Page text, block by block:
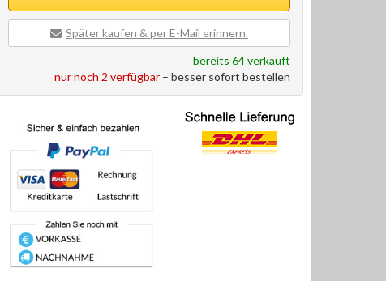
Später kaufen & per E-Mail erinnern.
bereits 64 verkauft
nur noch 2 verfügbar – besser sofort bestellen